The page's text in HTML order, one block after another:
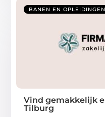
BANEN EN OPLEIDINGEN
Vind gemakkelijk
Tilburg